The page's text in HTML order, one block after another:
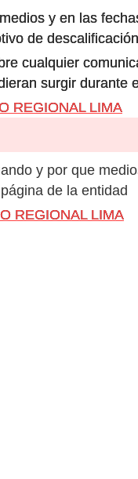
y en las
de
cualquier
surgir durante
REGIONAL LIMA
y por que
de la entidad
REGIONAL LIMA